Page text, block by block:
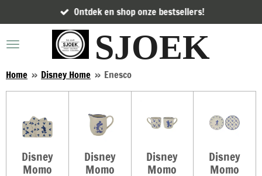
direct
naar
hoofdinhoud
SJOEK
Ontdek en shop onze bestsellers!
Home » Disney Home » Enesco
Disney
Momo
Disney
Momo
Disney
Momo
Disney
Momo